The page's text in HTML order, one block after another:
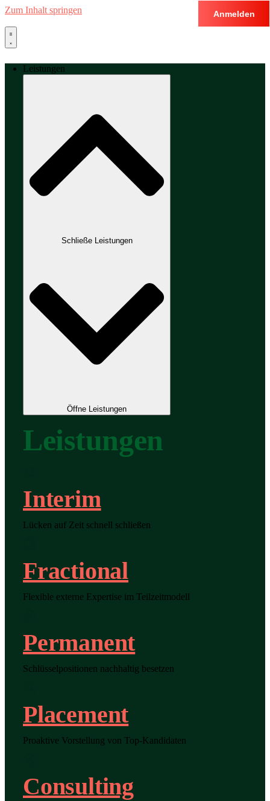
Zum Inhalt springen
Leistungen
Schließe Leistungen
Öffne Leistungen
Leistungen
Interim
Lücken auf Zeit schnell schließen
Fractional
Flexible externe Expertise im Teilzeitmodell
Permanent
Schlüsselpositionen nachhaltig besetzen
Placement
Proaktive Vorstellung von Top-Kandidaten
Consulting
Anmelden